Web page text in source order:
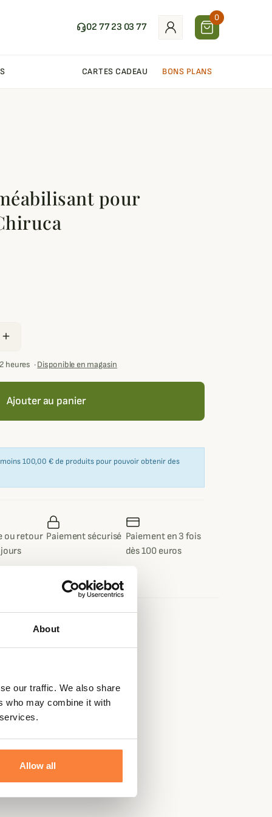
About
our traffic. We also share
who may combine it with
Allow all
02 77 23 03 77
0
CARTES CADEAU BONS PLANS
pour
add
heures ·Disponible en magasin
Ajouter au panier
100,00 € de produits pour pouvoir obtenir des
ou retour Paiement sécurisé Paiement en 3 fois
dès 100 euros